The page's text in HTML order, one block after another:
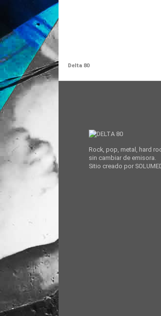
Delta 80
Rock, pop, metal, hard
sin cambiar de emisora.
Sitio creado por